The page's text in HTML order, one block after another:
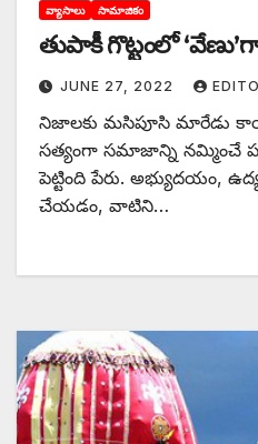
వ్యాసాలు సామాజికం
తుపాకీ గొట్టంలో
JUNE 27, 2022
నిజాలకు మసిపూసి మారేడు
సత్యంగా సమాజాన్ని నమ్మించే
పెట్టింది పేరు. అభ్యుదయం,
చేయడం, వాటిని…